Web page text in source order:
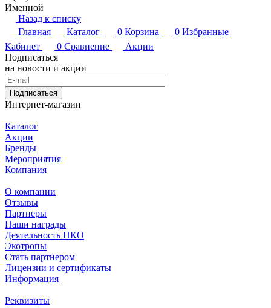
Именной
Назад к списку
Главная
Каталог 0 Корзина 0 Избранные
Кабинет
0 Сравнение
Акции
Подписаться
на новости и акции
Подписаться
Интернет-магазин
Каталог
Акции
Бренды
Мероприятия
Компания
О компании
Отзывы
Партнеры
Наши награды
Деятельность НКО
Экотропы
Стать партнером
Лицензии и сертификаты
Информация
Реквизиты